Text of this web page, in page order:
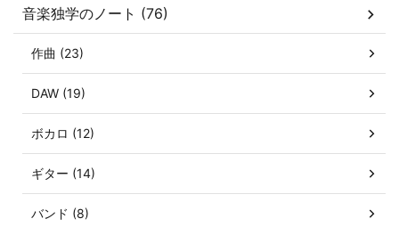
音楽独学のノート (76)
作曲 (23)
DAW (19)
ボカロ (12)
ギター (14)
バンド (8)